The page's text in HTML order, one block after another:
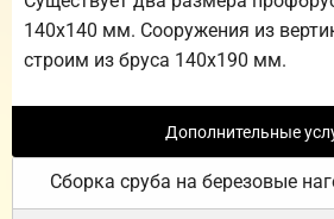
140х140 мм. Сооружения из
строим из бруса 140х190 мм.
Дополнительные
Сборка сруба на березовые